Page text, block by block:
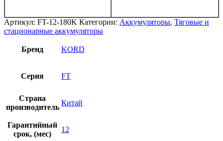
Артикул: FT-12-180K Категории: Аккумуляторы, Тяговые и
стационарные аккумуляторы
Бренд KORD
Серия FT
Страна
производитель
Китай
Гарантийный
срок, (мес)
12